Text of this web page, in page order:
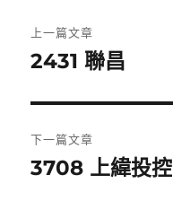
章
覽
上一篇文章
上
篇
文
章:
2431 聯昌
下一篇文章
下
3708 上緯投控